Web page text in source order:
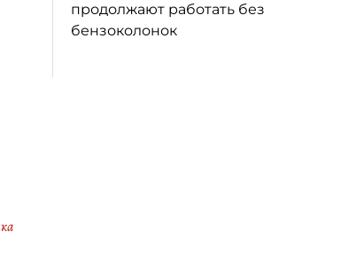
продолжают работать без
бензоколонок